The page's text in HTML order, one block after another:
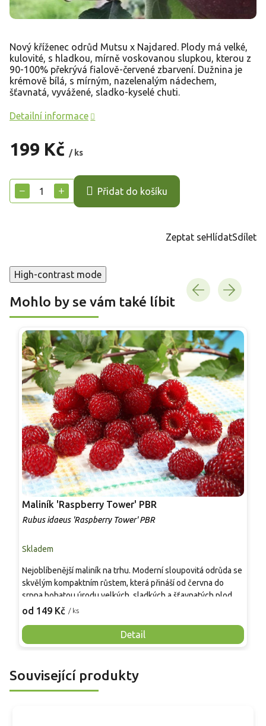
199 Kč / ks
cena:
+
− Přidat do košíku
Nový kříženec odrůd Mutsu x Najdared. Plody má velké,
kulovité, s hladkou, mírně voskovanou slupkou, kterou z
90-100% překrývá fialově-červené zbarvení. Dužnina je
krémově bílá, s mírným, nazelenalým nádechem,
šťavnatá, vyvážené, sladko-kyselé chuti.
Detailní informace
Zeptat seHlídatSdílet
High-contrast mode
Mohlo by se vám také líbit
Maliník 'Raspberry Tower' PBR
Rubus idaeus 'Raspberry Tower' PBR
Skladem
od 149 Kč / ks
Detail
Nejoblíbenější maliník na trhu. Moderní sloupovitá odrůda se
skvělým kompaktním růstem, která přináší od června do
srpna bohatou úrodu velkých, sladkých a šťavnatých plodů.
Pevné vzpřímené výhony tvoří elegantní habitus bez
Mrazuvzdornost do −25 °C a spolehlivá vitalita z něj dělají
skvělou volbu pro každého pěstitele.
Související produkty